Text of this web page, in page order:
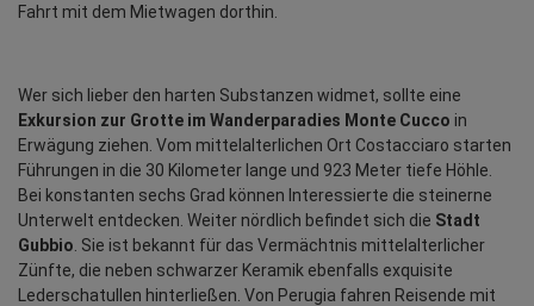
Fahrt mit dem Mietwagen dorthin.
Exkursion zur Grotte im Wanderparadies Monte Cucco in
Erwägung ziehen. Vom mittelalterlichen Ort Costacciaro starten
Führungen in die 30 Kilometer lange und 923 Meter tiefe Höhle.
Bei konstanten sechs Grad können Interessierte die steinerne
Unterwelt entdecken. Weiter nördlich befindet sich die Stadt
Gubbio . Sie ist bekannt für das Vermächtnis mittelalterlicher
Zünfte, die neben schwarzer Keramik ebenfalls exquisite
Lederschatullen hinterließen. Von Perugia fahren Reisende mit